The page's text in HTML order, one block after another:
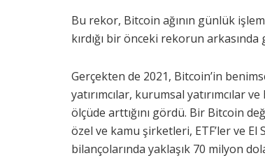
Bu rekor, Bitcoin ağının günlük
kırdığı bir önceki rekorun arkasında
Gerçekten de 2021, Bitcoin’in
yatırımcılar, kurumsal yatırımcılar
ölçüde arttığını gördü. Bir Bitcoin
özel ve kamu şirketleri, ETF’ler ve
bilançolarında yaklaşık 70 milyon